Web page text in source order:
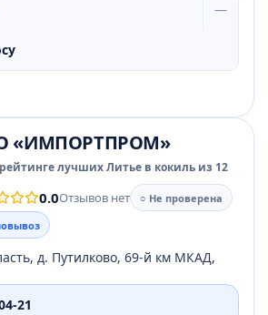
—
«ИМПОРТПРОМ»
лучших Литье в кокиль из 12
0.0Отзывов нет
○ Не проверена
д. Путилково, 69-й км МКАД,
21